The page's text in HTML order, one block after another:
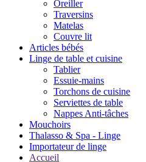
Oreiller
Traversins
Matelas
Couvre lit
Articles bébés
Linge de table et cuisine
Tablier
Essuie-mains
Torchons de cuisine
Serviettes de table
Nappes Anti-tâches
Mouchoirs
Thalasso & Spa - Linge
Importateur de linge
Accueil